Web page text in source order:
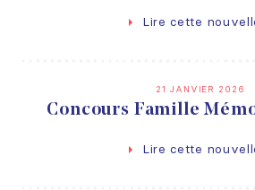
Lire cette
21 JANVIER 2026
Concours Famille
Lire cette